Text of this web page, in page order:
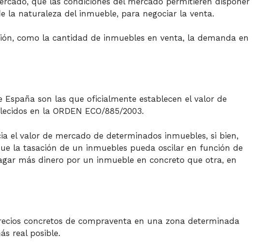
la naturaleza del inmueble, para negociar la venta.
como la cantidad de inmuebles en venta, la demanda en
España son las que oficialmente establecen el valor de
en la ORDEN ECO/885/2003.
el valor de mercado de determinados inmuebles, si bien,
la tasación de un inmuebles pueda oscilar en función de
más dinero por un inmueble en concreto que otra, en
concretos de compraventa en una zona determinada
real posible.